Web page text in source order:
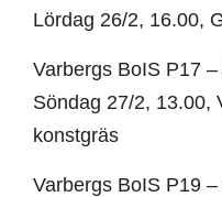
Lördag 26/2, 16.00,
Varbergs BoIS
Söndag 27/2, 13.00,
konstgräs
Varbergs BoIS